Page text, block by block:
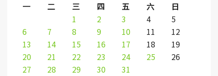
一 二 三 四 五 六
日
1
2 3 4
5
6
7 8 9 10 11
12
13
14 15 16 17 18
19
20
21 22 23 24 25
26
27
28 29 30 31